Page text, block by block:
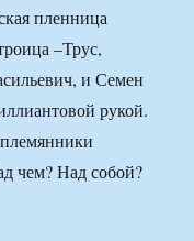
пленница
–Трус,
и Семен
рукой.
чем? Над собой?